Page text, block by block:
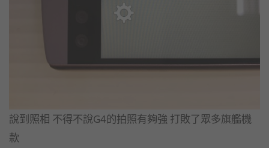
說到照相 不得不說G4的拍照有夠強 打敗了眾多旗艦機
款